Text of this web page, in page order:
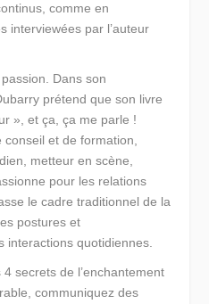
comme en
interviewées par l’auteur
Dans son
prétend que son livre
», et ça, ça me parle !
conseil et de formation,
metteur en scène,
pour les relations
le cadre traditionnel de la
postures et
interactions quotidiennes.
4 secrets de l’enchantement
communiquez des